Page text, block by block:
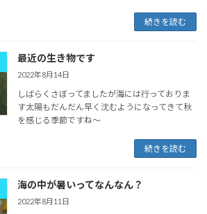
続きを読む
最近の生き物です
2022年8月14日
しばらくさぼってましたが海には行っておりま
す太陽もだんだん早く沈むようになってきて秋
を感じる季節ですね～
続きを読む
海の中が暑いってなんなん？
2022年8月11日